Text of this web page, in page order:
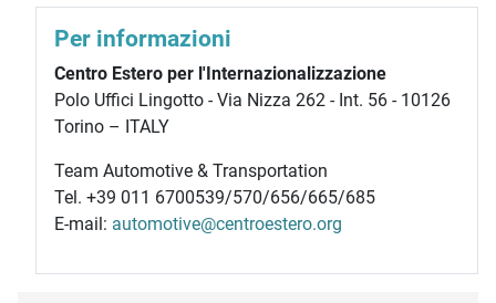
Per informazioni
Centro Estero per l'Internazionalizzazione
Polo Uffici Lingotto - Via Nizza 262 - Int. 56 - 10126
Torino – ITALY
Team Automotive & Transportation
Tel. +39 011 6700539/570/656/665/685
E-mail: automotive@centroestero.org